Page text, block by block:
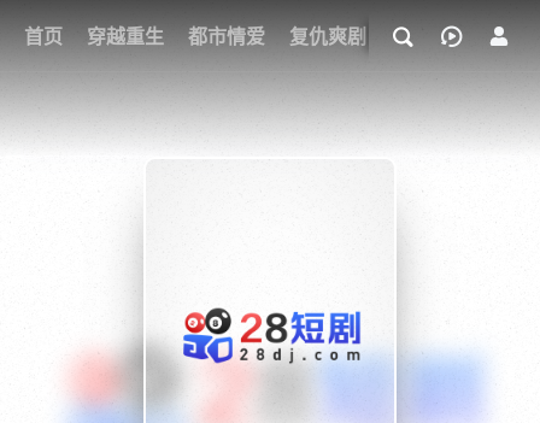
首页 穿越重生 都市情爱 复仇爽剧 玄幻武侠 奇幻
我的观影记录